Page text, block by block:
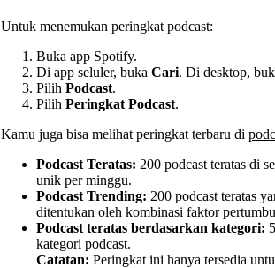
Untuk menemukan peringkat podcast:
Buka app Spotify.
Di app seluler, buka Cari. Di desktop,
Pilih Podcast.
Pilih Peringkat Podcast.
Kamu juga bisa melihat peringkat terbaru di
Podcast Teratas: 200 podcast teratas di
unik per minggu.
Podcast Trending: 200 podcast teratas
ditentukan oleh kombinasi faktor
Podcast teratas berdasarkan kategori:
kategori podcast.
Catatan: Peringkat ini hanya tersedia